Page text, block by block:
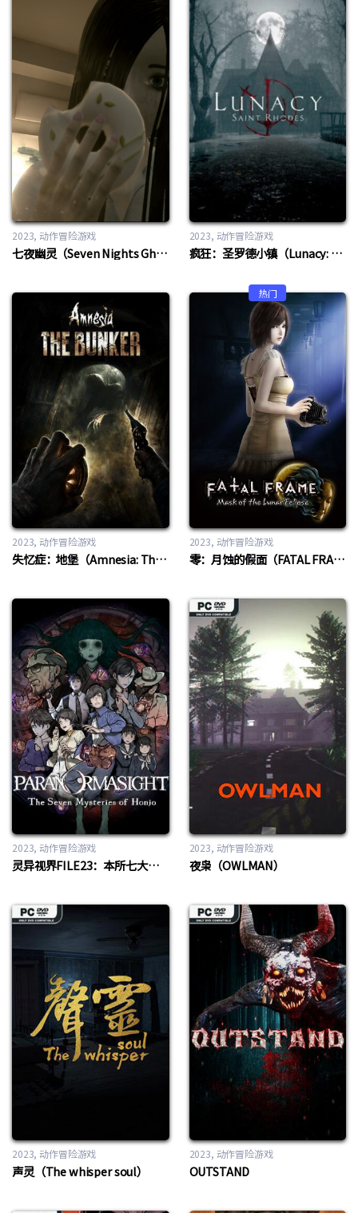
2023 动作冒险游戏
七夜幽灵（Seven Nights Ghost）
2023 动作冒险游戏
疯狂：圣罗德小镇（Lunacy: Saint Rhodes）
2023 动作冒险游戏
失忆症：地堡（Amnesia: The Bunker）
热门
2023 动作冒险游戏
零：月蚀的假面（FATAL FRAME PROJECT ZERO Mask of the Lunar Eclipse）
2023 动作冒险游戏
灵异视界FILE23：本所七大不可思议（PARANORMASIGHT: The Seven Mysteries of Honjo）
2023 动作冒险游戏
夜枭（OWLMAN）
2023 动作冒险游戏
声灵（The whisper soul）
2023 动作冒险游戏
OUTSTAND